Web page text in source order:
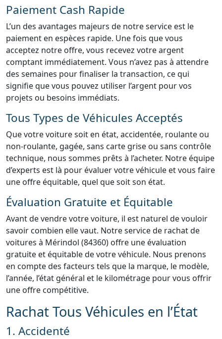
Paiement Cash Rapide
L’un des avantages majeurs de notre service est le
paiement en espèces rapide. Une fois que vous
acceptez notre offre, vous recevez votre argent
comptant immédiatement. Vous n’avez pas à attendre
des semaines pour finaliser la transaction, ce qui
signifie que vous pouvez utiliser l’argent pour vos
projets ou besoins immédiats.
Tous Types de Véhicules Acceptés
Que votre voiture soit en état, accidentée, roulante ou
non-roulante, gagée, sans carte grise ou sans contrôle
technique, nous sommes prêts à l’acheter. Notre équipe
d’experts est là pour évaluer votre véhicule et vous faire
une offre équitable, quel que soit son état.
Évaluation Gratuite et Équitable
Avant de vendre votre voiture, il est naturel de vouloir
savoir combien elle vaut. Notre service de rachat de
voitures à Mérindol (84360) offre une évaluation
gratuite et équitable de votre véhicule. Nous prenons
en compte des facteurs tels que la marque, le modèle,
l’année, l’état général et le kilométrage pour vous offrir
une offre compétitive.
Rachat Tous Véhicules en l’État
1. Accidenté